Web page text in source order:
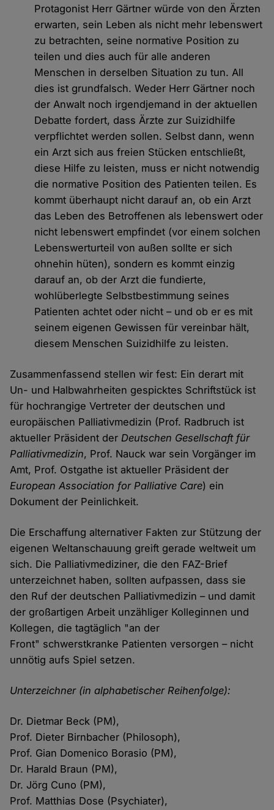
Protagonist Herr Gärtner würde von den Ärzten
erwarten, sein Leben als nicht mehr lebenswert
zu betrachten, seine normative Position zu
teilen und dies auch für alle anderen
Menschen in derselben Situation zu tun. All
dies ist grundfalsch. Weder Herr Gärtner noch
der Anwalt noch irgendjemand in der aktuellen
Debatte fordert, dass Ärzte zur Suizidhilfe
verpflichtet werden sollen. Selbst dann, wenn
ein Arzt sich aus freien Stücken entschließt,
diese Hilfe zu leisten, muss er nicht notwendig
die normative Position des Patienten teilen. Es
kommt überhaupt nicht darauf an, ob ein Arzt
das Leben des Betroffenen als lebenswert oder
nicht lebenswert empfindet (vor einem solchen
Lebenswerturteil von außen sollte er sich
ohnehin hüten), sondern es kommt einzig
darauf an, ob der Arzt die fundierte,
wohlüberlegte Selbstbestimmung seines
Patienten achtet oder nicht – und ob er es mit
seinem eigenen Gewissen für vereinbar hält,
diesem Menschen Suizidhilfe zu leisten.
Zusammenfassend stellen wir fest: Ein derart mit
Un- und Halbwahrheiten gespicktes Schriftstück ist
für hochrangige Vertreter der deutschen und
europäischen Palliativmedizin (Prof. Radbruch ist
aktueller Präsident derDeutschen Gesellschaft für
Palliativmedizin, Prof. Nauck war sein Vorgänger im
Amt, Prof. Ostgathe ist aktueller Präsident der
European Association for Palliative Care) ein
Dokument der Peinlichkeit.
Die Erschaffung alternativer Fakten zur Stützung der
eigenen Weltanschauung greift gerade weltweit um
sich. Die Palliativmediziner, die den FAZ-Brief
unterzeichnet haben, sollten aufpassen, dass sie
den Ruf der deutschen Palliativmedizin – und damit
der großartigen Arbeit unzähliger Kolleginnen und
Kollegen, die tagtäglich "an der
Front" schwerstkranke Patienten versorgen – nicht
unnötig aufs Spiel setzen.
Unterzeichner (in alphabetischer Reihenfolge):
Dr. Dietmar Beck (PM),
Prof. Dieter Birnbacher (Philosoph),
Prof. Gian Domenico Borasio (PM),
Dr. Harald Braun (PM),
Dr. Jörg Cuno (PM),
Prof. Matthias Dose (Psychiater),